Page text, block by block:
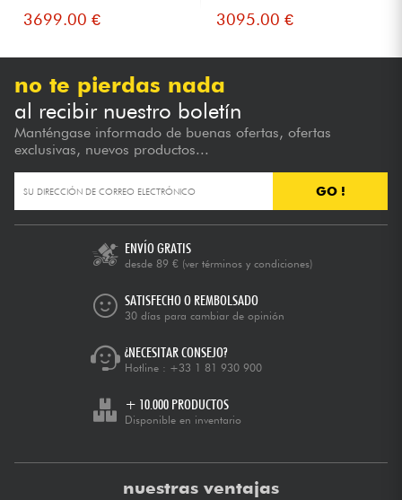
3699.00 € 3095.00 €
no te pierdas nada
al recibir nuestro boletín
Manténgase informado de buenas ofertas, ofertas
exclusivas, nuevos productos...
GO !
ENVÍO GRATIS
desde 89 € (ver términos y condiciones)
SATISFECHO O REMBOLSADO
30 días para cambiar de opinión
¿NECESITAR CONSEJO?
Hotline : +33 1 81 930 900
+ 10.000 PRODUCTOS
Disponible en inventario
nuestras ventajas